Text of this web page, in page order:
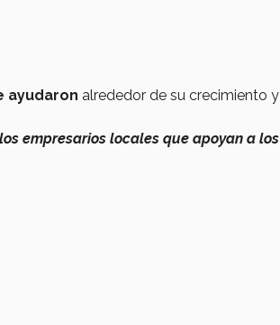
ayudaron alrededor de su crecimiento y
empresarios locales que apoyan a los